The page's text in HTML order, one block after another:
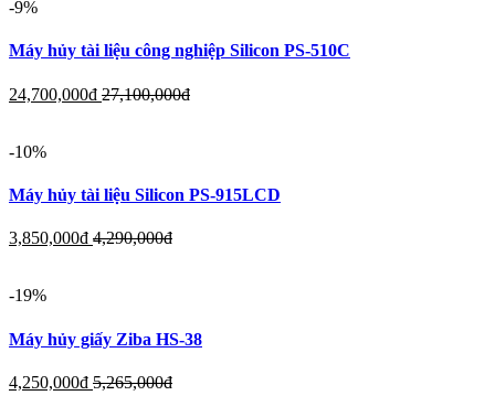
-9%
Máy hủy tài liệu công nghiệp Silicon PS-510C
24,700,000đ 27,100,000đ
-10%
Máy hủy tài liệu Silicon PS-915LCD
3,850,000đ 4,290,000đ
-19%
Máy hủy giấy Ziba HS-38
4,250,000đ 5,265,000đ